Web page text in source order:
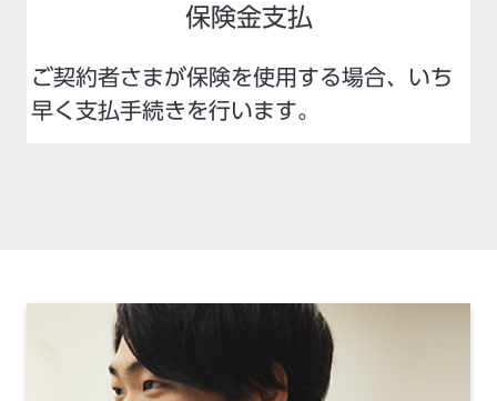
保険金支払
ご契約者さまが保険を使用する場合、いち
早く支払手続きを行います。